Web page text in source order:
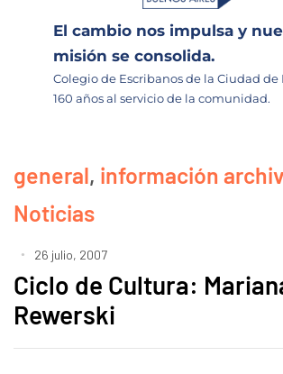
El cambio nos impulsa y
misión se consolida.
Colegio de Escribanos de la Ciudad de
160 años al servicio de la comunidad.
general, información
Noticias
26 julio, 2007
Ciclo de Cultura:
Rewerski